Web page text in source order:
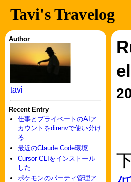
Tavi's Travelog
Author
tavi
Recent Entry
仕事とプライベートのAIア
カウントをdirenvで使い分け
る
最近のClaude Code環境
Cursor CLIをインストール
した
ポケモンのパーティ管理ア